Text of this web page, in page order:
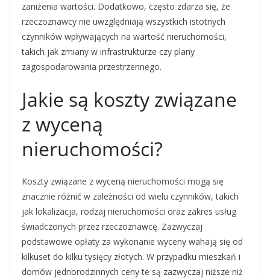
zaniżenia wartości. Dodatkowo, często zdarza się, że
rzeczoznawcy nie uwzględniają wszystkich istotnych
czynników wpływających na wartość nieruchomości,
takich jak zmiany w infrastrukturze czy plany
zagospodarowania przestrzennego.
Jakie są koszty związane
z wyceną
nieruchomości?
Koszty związane z wyceną nieruchomości mogą się
znacznie różnić w zależności od wielu czynników, takich
jak lokalizacja, rodzaj nieruchomości oraz zakres usług
świadczonych przez rzeczoznawcę. Zazwyczaj
podstawowe opłaty za wykonanie wyceny wahają się od
kilkuset do kilku tysięcy złotych. W przypadku mieszkań i
domów jednorodzinnych ceny te są zazwyczaj niższe niż